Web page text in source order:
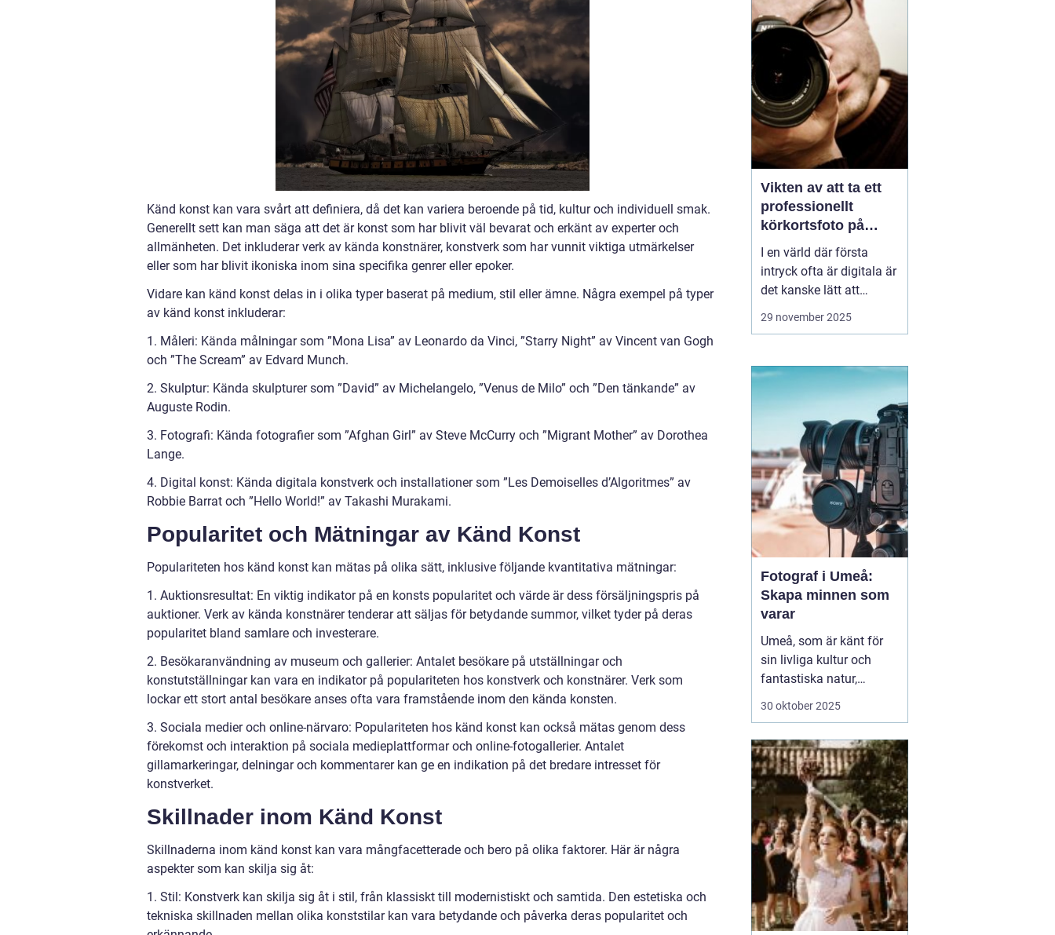
Känd konst kan vara svårt att definiera, då det kan variera beroende på tid, kultur och individuell smak.
Generellt sett kan man säga att det är konst som har blivit väl bevarat och erkänt av experter och
allmänheten. Det inkluderar verk av kända konstnärer, konstverk som har vunnit viktiga utmärkelser
eller som har blivit ikoniska inom sina specifika genrer eller epoker.
Vidare kan känd konst delas in i olika typer baserat på medium, stil eller ämne. Några exempel på typer
av känd konst inkluderar:
1. Måleri: Kända målningar som ”Mona Lisa” av Leonardo da Vinci, ”Starry Night” av Vincent van Gogh
och ”The Scream” av Edvard Munch.
2. Skulptur: Kända skulpturer som ”David” av Michelangelo, ”Venus de Milo” och ”Den tänkande” av
Auguste Rodin.
3. Fotografi: Kända fotografier som ”Afghan Girl” av Steve McCurry och ”Migrant Mother” av Dorothea
Lange.
4. Digital konst: Kända digitala konstverk och installationer som ”Les Demoiselles d’Algoritmes” av
Robbie Barrat och ”Hello World!” av Takashi Murakami.
Popularitet och Mätningar av Känd Konst
Populariteten hos känd konst kan mätas på olika sätt, inklusive följande kvantitativa mätningar:
1. Auktionsresultat: En viktig indikator på en konsts popularitet och värde är dess försäljningspris på
auktioner. Verk av kända konstnärer tenderar att säljas för betydande summor, vilket tyder på deras
popularitet bland samlare och investerare.
2. Besökaranvändning av museum och gallerier: Antalet besökare på utställningar och
konstutställningar kan vara en indikator på populariteten hos konstverk och konstnärer. Verk som
lockar ett stort antal besökare anses ofta vara framstående inom den kända konsten.
3. Sociala medier och online-närvaro: Populariteten hos känd konst kan också mätas genom dess
förekomst och interaktion på sociala medieplattformar och online-fotogallerier. Antalet
gillamarkeringar, delningar och kommentarer kan ge en indikation på det bredare intresset för
konstverket.
Skillnader inom Känd Konst
Skillnaderna inom känd konst kan vara mångfacetterade och bero på olika faktorer. Här är några
aspekter som kan skilja sig åt:
1. Stil: Konstverk kan skilja sig åt i stil, från klassiskt till modernistiskt och samtida. Den estetiska och
tekniska skillnaden mellan olika konststilar kan vara betydande och påverka deras popularitet och
bland hundratals namn i
en webbutik. När blicken
väl fastnar st...
Vikten av att ta ett
professionellt
körkortsfoto på
Östermalm
I en värld där första
intryck ofta är digitala är
det kanske lätt att
glömma bort vikten av
en viktig del av vår
identitet. Ett k&o...
29 november 2025
Fotograf i Umeå:
Skapa minnen som
varar
Umeå, som är känt för
sin livliga kultur och
fantastiska natur,
erbjuder många tillfällen
staden för att utforska
dess kulturella
evenemang eller de
vackra norrlands...
30 oktober 2025